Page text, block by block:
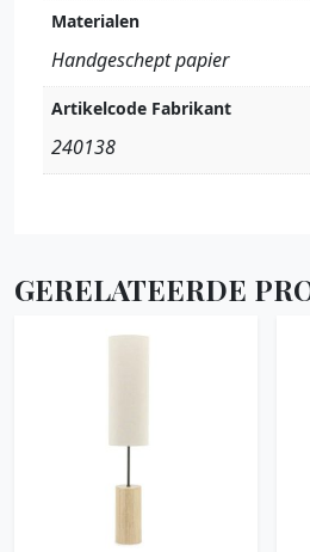
Materialen
Handgeschept papier
Artikelcode Fabrikant
240138
GERELATEERDE